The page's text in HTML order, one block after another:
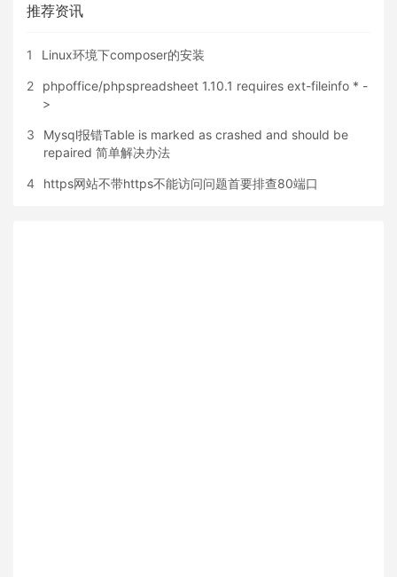
推荐资讯
1 Linux环境下composer的安装
2
phpoffice/phpspreadsheet 1.10.1 requires ext-fileinfo * -
>
3
Mysql报错Table is marked as crashed and should be
repaired 简单解决办法
4 https网站不带https不能访问问题首要排查80端口